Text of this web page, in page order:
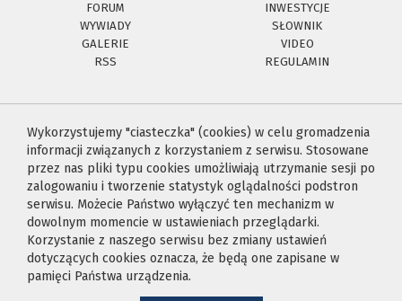
FORUM
INWESTYCJE
WYWIADY
SŁOWNIK
GALERIE
VIDEO
RSS
REGULAMIN
Wykorzystujemy "ciasteczka" (cookies) w celu gromadzenia
informacji związanych z korzystaniem z serwisu. Stosowane
przez nas pliki typu cookies umożliwiają utrzymanie sesji po
zalogowaniu i tworzenie statystyk oglądalności podstron
serwisu. Możecie Państwo wyłączyć ten mechanizm w
dowolnym momencie w ustawieniach przeglądarki.
Korzystanie z naszego serwisu bez zmiany ustawień
dotyczących cookies oznacza, że będą one zapisane w
pamięci Państwa urządzenia.